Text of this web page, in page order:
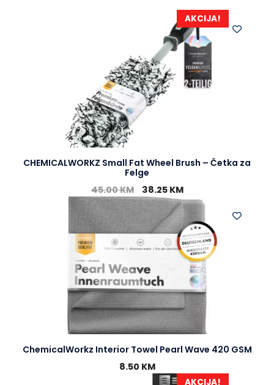
AKCIJA!
CHEMICALWORKZ Small Fat Wheel Brush – Četka za
Felge
45.00KM 38.25 KM
ChemicalWorkz Interior Towel Pearl Wave 420 GSM
8.50 KM
AKCIJA!